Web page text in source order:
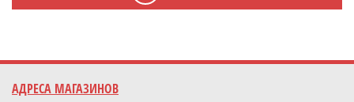
АДРЕСА МАГАЗИНОВ